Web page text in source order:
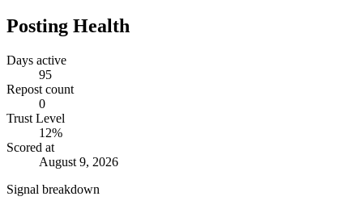
Posting Health
Days active
95
Repost count
0
Trust Level
12%
Scored at
August 9, 2026
Signal breakdown